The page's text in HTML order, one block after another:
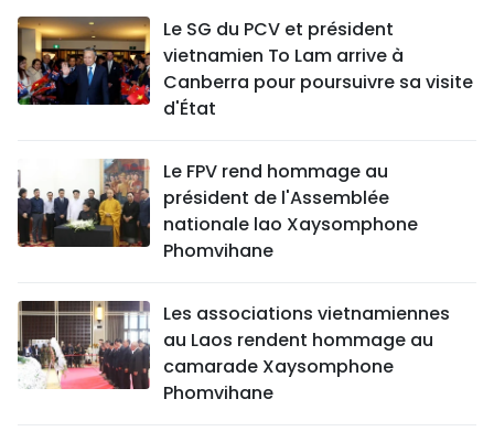
Le SG du PCV et président
vietnamien To Lam arrive à
Canberra pour poursuivre sa visite
d'État
Le FPV rend hommage au
président de l'Assemblée
nationale lao Xaysomphone
Phomvihane
Les associations vietnamiennes
au Laos rendent hommage au
camarade Xaysomphone
Phomvihane